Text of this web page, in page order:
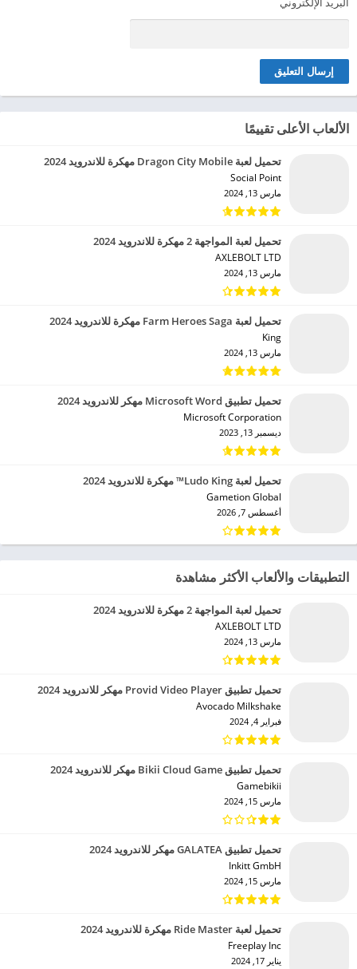
الألعاب الأعلى تقييمًا
تحميل لعبة Dragon City Mobile مهكرة للاندرويد 2024
Social Point‏
مارس 13, 2024
تحميل لعبة المواجهة 2 مهكرة للاندرويد 2024
AXLEBOLT LTD‏
مارس 13, 2024
تحميل لعبة Farm Heroes Saga مهكرة للاندرويد 2024
King‏
مارس 13, 2024
تحميل تطبيق Microsoft Word مهكر للاندرويد 2024
Microsoft Corporation‏
ديسمبر 13, 2023
تحميل لعبة Ludo King™ مهكرة للاندرويد 2024
Gametion Global‏
أغسطس 7, 2026
التطبيقات والألعاب الأكثر مشاهدة
تحميل لعبة المواجهة 2 مهكرة للاندرويد 2024
AXLEBOLT LTD‏
مارس 13, 2024
تحميل تطبيق Provid Video Player مهكر للاندرويد 2024
Avocado Milkshake‏
فبراير 4, 2024
تحميل تطبيق Bikii Cloud Game مهكر للاندرويد 2024
Gamebikii‏
مارس 15, 2024
تحميل تطبيق GALATEA مهكر للاندرويد 2024
Inkitt GmbH‏
مارس 15, 2024
تحميل لعبة Ride Master مهكرة للاندرويد 2024
Freeplay Inc‏
يناير 17, 2024